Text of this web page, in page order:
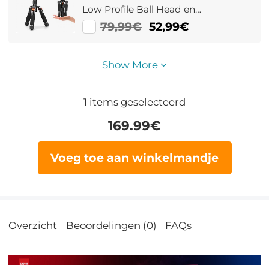
Low Profile Ball Head en
Snelkoppelingsplaat |
79,99€ 52,99€
Show More
1 items geselecteerd
169.99€
Voeg toe aan winkelmandje
Overzicht Beoordelingen (0) FAQs